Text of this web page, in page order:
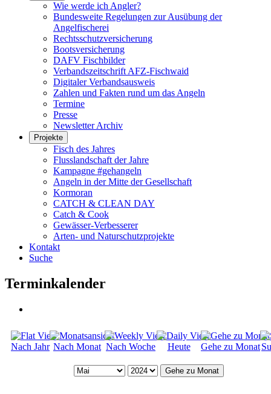
Wie werde ich Angler?
Bundesweite Regelungen zur Ausübung der
Angelfischerei
Rechtsschutzversicherung
Bootsversicherung
DAFV Fischbilder
Verbandszeitschrift AFZ-Fischwaid
Digitaler Verbandsausweis
Zahlen und Fakten rund um das Angeln
Termine
Presse
Newsletter Archiv
Projekte
Fisch des Jahres
Flusslandschaft der Jahre
Kampagne #gehangeln
Angeln in der Mitte der Gesellschaft
Kormoran
CATCH & CLEAN DAY
Catch & Cook
Gewässer-Verbesserer
Arten- und Naturschutzprojekte
Kontakt
Suche
Terminkalender
Nach Jahr Nach Monat Nach Woche Heute Gehe zu Monat
Gehe zu Monat